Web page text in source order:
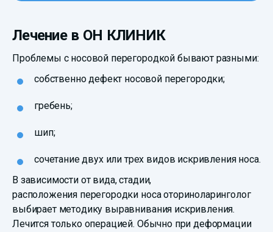
Лечение в ОН КЛИНИК
Проблемы с носовой перегородкой бывают разными:
собственно дефект носовой перегородки;
гребень;
шип;
сочетание двух или трех видов искривления носа.
В зависимости от вида, стадии,
расположения перегородки носа оториноларинголог
выбирает методику выравнивания искривления.
Лечится только операцией. Обычно при деформации